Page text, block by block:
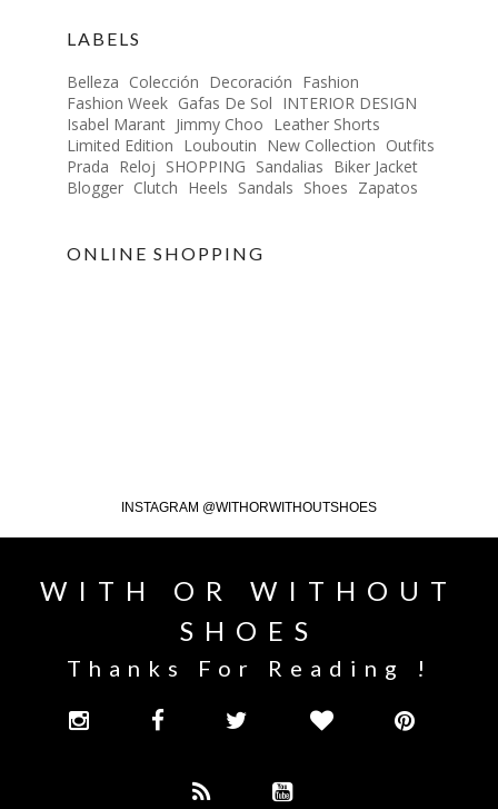
LABELS
Belleza Colección Decoración Fashion
Fashion Week Gafas De Sol INTERIOR DESIGN
Isabel Marant Jimmy Choo Leather Shorts
Limited Edition Louboutin New Collection Outfits
Prada Reloj SHOPPING Sandalias Biker Jacket
Blogger Clutch Heels Sandals Shoes Zapatos
ONLINE SHOPPING
INSTAGRAM @WITHORWITHOUTSHOES
WITH OR WITHOUT
SHOES
Thanks For Reading !